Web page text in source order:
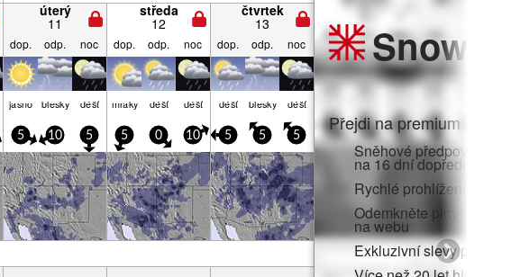
úterý
11
středa
12
čtvrtek
13
dop. odp. noc dop. odp. noc dop. odp. noc
jasno blesky déšť mraky déšť déšť déšť blesky déšť
5 10 5 5 0 10 5 5 5
Snow
Přejdi na premium a
Sněhové předpovědi
na 16 dní dopředu
Rychlé prohlížení bez
Odemkněte plný
na webu
Exkluzivní slevy pro